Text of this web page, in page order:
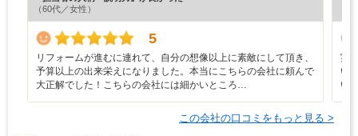
（60代／女性）
5
リフォームが進むに連れて、自分の想像以上に素敵にして頂き、
予算以上の出来栄えになりました。本当にこちらの会社に頼んで
大正解でした！こちらの会社には細かいところ…
実
い
い
この会社の口コミをもっと見る >